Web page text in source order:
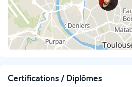
Certifications / Diplômes